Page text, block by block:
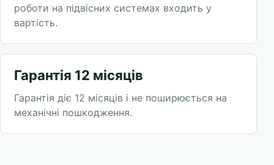
роботи на підвісних системах входить у
вартість.
Гарантія 12 місяців
Гарантія діє 12 місяців і не поширюється на
механічні пошкодження.